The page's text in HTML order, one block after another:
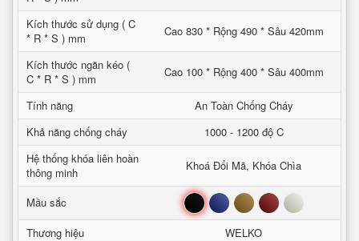
Kích thước sử dụng ( C
* R * S ) mm
Cao 830 * Rộng 490 * Sâu 420mm
Kích thước ngăn kéo (
C * R * S ) mm
Cao 100 * Rộng 400 * Sâu 400mm
Tính năng
An Toàn Chống Cháy
Khả năng chống cháy
1000 - 1200 độ C
Hệ thống khóa liên hoàn
thông minh
Khoá Đổi Mã, Khóa Chìa
Mầu sắc Đen Xanh Nâu Đỏ Trắng
Thương hiệu
WELKO